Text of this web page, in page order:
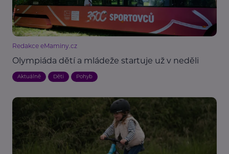
Redakce eMaminy.cz
Olympiáda dětí a mládeže startuje už v neděli
Aktuálně Děti Pohyb